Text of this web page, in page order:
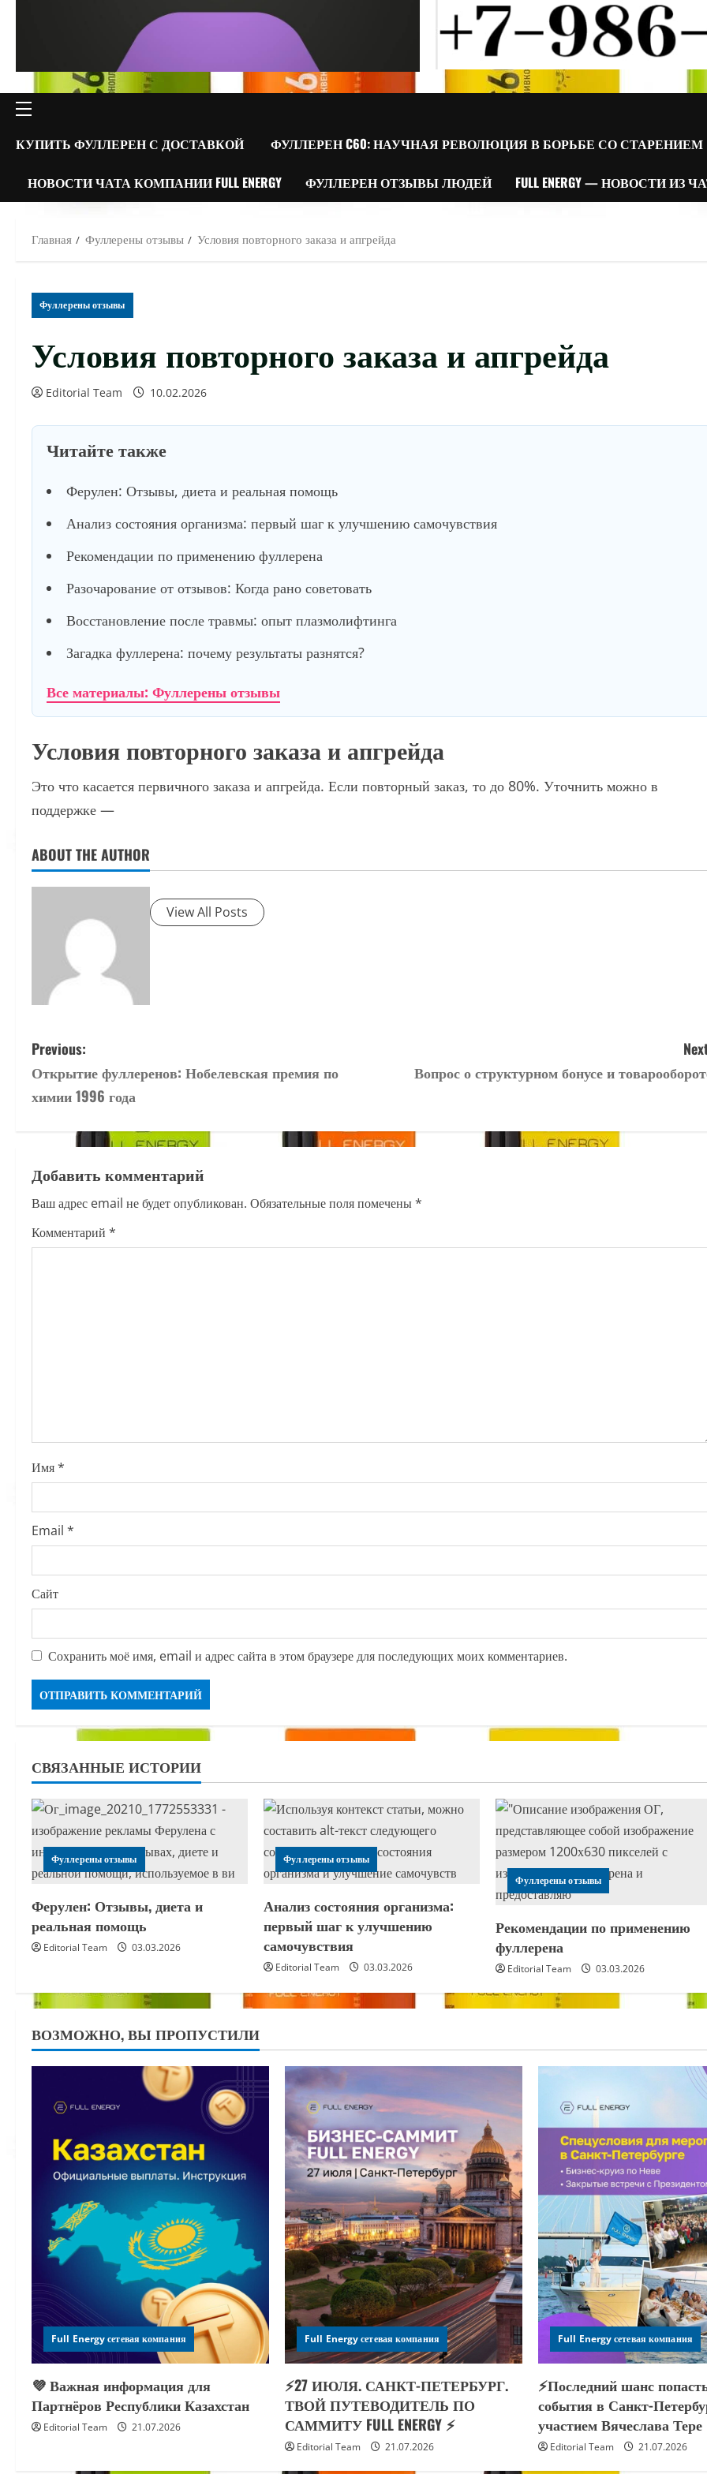
ОСНОВНОЕ
МЕНЮ
КУПИТЬ ФУЛЛЕРЕН С ДОСТАВКОЙ ФУЛЛЕРЕН C60: НАУЧНАЯ РЕВОЛЮЦИЯ В БОРЬБЕ СО СТАРЕНИЕМ
НОВОСТИ ЧАТА КОМПАНИИ FULL ENERGY ФУЛЛЕРЕН ОТЗЫВЫ ЛЮДЕЙ FULL ENERGY — НОВОСТИ ИЗ
Главная Фуллерены отзывы Условия повторного заказа и апгрейда
Фуллерены отзывы
Условия повторного заказа и апгрейда
Editorial Team 10.02.2026
Читайте также
Ферулен: Отзывы, диета и реальная помощь
Анализ состояния организма: первый шаг к улучшению самочувствия
Рекомендации по применению фуллерена
Разочарование от отзывов: Когда рано советовать
Восстановление после травмы: опыт плазмолифтинга
Загадка фуллерена: почему результаты разнятся?
Все материалы: Фуллерены отзывы
Условия повторного заказа и апгрейда
Это что касается первичного заказа и апгрейда. Если повторный заказ, то до 80%. Уточнить можно в
поддержке —
ABOUT THE AUTHOR
View All Posts
P
o
n
a
v
o
n
Previous:
Открытие фуллеренов: Нобелевская премия по
химии 1996 года
Вопрос о структурном бонусе и
Добавить комментарий
Ваш адрес email не будет опубликован. Обязательные поля помечены*
Комментарий *
Имя*
Email *
Сайт
Сохранить моё имя, email и адрес сайта в этом браузере для последующих моих комментариев.
СВЯЗАННЫЕ ИСТОРИИ
Фуллерены отзывы
Ферулен: Отзывы, диета и
реальная помощь
Editorial Team 03.03.2026
Фуллерены отзывы
Анализ состояния организма:
первый шаг к улучшению
самочувствия
Editorial Team 03.03.2026
Фуллерены отзывы
Рекомендации по применению
фуллерена
Editorial Team 03.03.2026
ВОЗМОЖНО, ВЫ ПРОПУСТИЛИ
Full Energy сетевая компания
💜 Важная информация для
Партнёров Республики Казахстан
Editorial Team 21.07.2026
Full Energy сетевая компания
⚡️27 ИЮЛЯ. САНКТ-ПЕТЕРБУРГ.
ТВОЙ ПУТЕВОДИТЕЛЬ ПО
САММИТУ FULL ENERGY ⚡️
Editorial Team 21.07.2026
Full Energy сетевая компания
⚡️Последний шанс
события в Санкт-
участием Вячеслава Тере
Editorial Team 21.07.2026